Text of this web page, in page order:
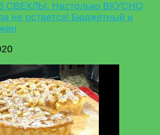
СВЕКЛЫ. Настолько ВКУСНО
не остается! Бюджетный и